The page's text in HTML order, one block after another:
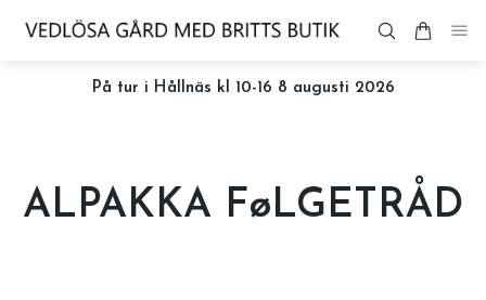
På tur i Hållnäs kl 10-16 8 augusti 2026
ALPAKKA FøLGETRÅD